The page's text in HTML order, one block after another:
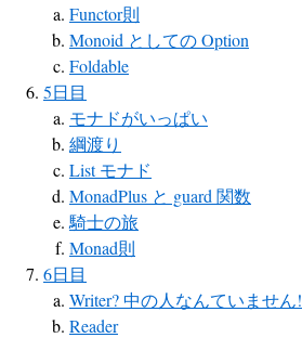
Functor則
Monoid としての Option
Foldable
5日目
モナドがいっぱい
綱渡り
List モナド
MonadPlus と guard 関数
騎士の旅
Monad則
6日目
Writer? 中の人なんていません!
Reader